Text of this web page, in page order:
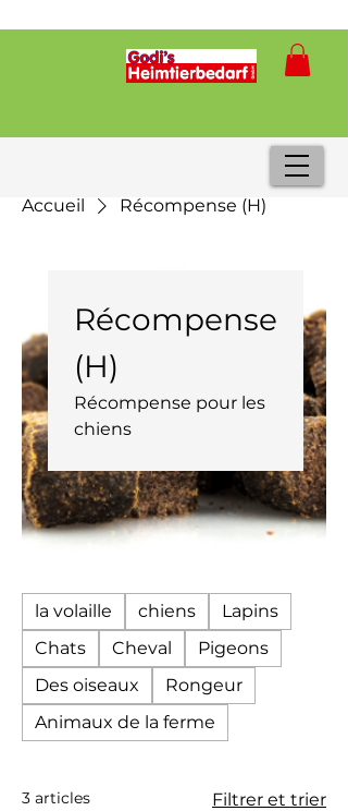
Accueil Récompense (H)
Récompense
(H)
Récompense pour les
chiens
la volaille chiens
Lapins
Chats
Cheval
Pigeons
Des oiseaux
Rongeur
Animaux de la ferme
3 articles Filtrer et trier